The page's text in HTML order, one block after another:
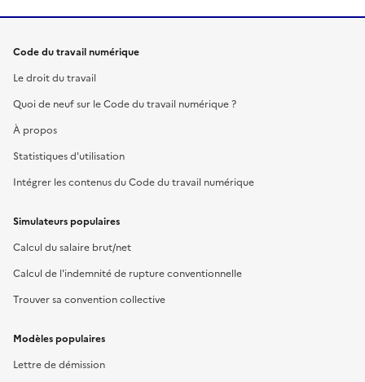
Code du travail numérique
Le droit du travail
Quoi de neuf sur le Code du travail numérique ?
À propos
Statistiques d'utilisation
Intégrer les contenus du Code du travail numérique
Simulateurs populaires
Calcul du salaire brut/net
Calcul de l'indemnité de rupture conventionnelle
Trouver sa convention collective
Modèles populaires
Lettre de démission